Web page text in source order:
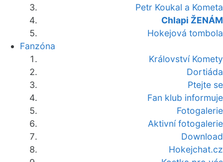
Petr Koukal a Kometa
Chlapi ŽENÁM
Hokejová tombola
Fanzóna
Království Komety
Dortiáda
Ptejte se
Fan klub informuje
Fotogalerie
Aktivní fotogalerie
Download
Hokejchat.cz